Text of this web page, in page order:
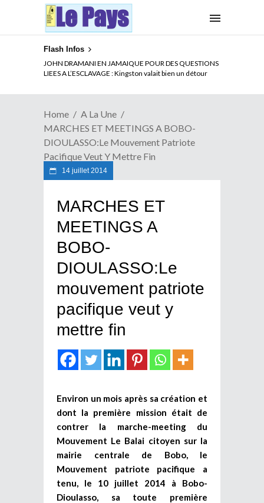
Flash Infos
JOHN DRAMANI EN JAMAIQUE POUR DES QUESTIONS
LIEES A L’ESCLAVAGE : Kingston valait bien un détour
ELECTION DE TALON A LA TETE DU SENAT BENINOIS :
Quand Patrice quitte le pouvoir sans partir !
Home
A La Une
MARCHES ET MEETINGS A BOBO-
DIOULASSO:Le Mouvement Patriote
Pacifique Veut Y Mettre Fin
14 juillet 2014
MARCHES ET
MEETINGS A
BOBO-
DIOULASSO:Le
mouvement patriote
pacifique veut y
mettre fin
Environ un mois après sa création et
dont la première mission était de
contrer la marche-meeting du
Mouvement Le Balai citoyen sur la
mairie centrale de Bobo, le
Mouvement patriote pacifique a
tenu, le 10 juillet 2014 à Bobo-
Dioulasso, sa toute première